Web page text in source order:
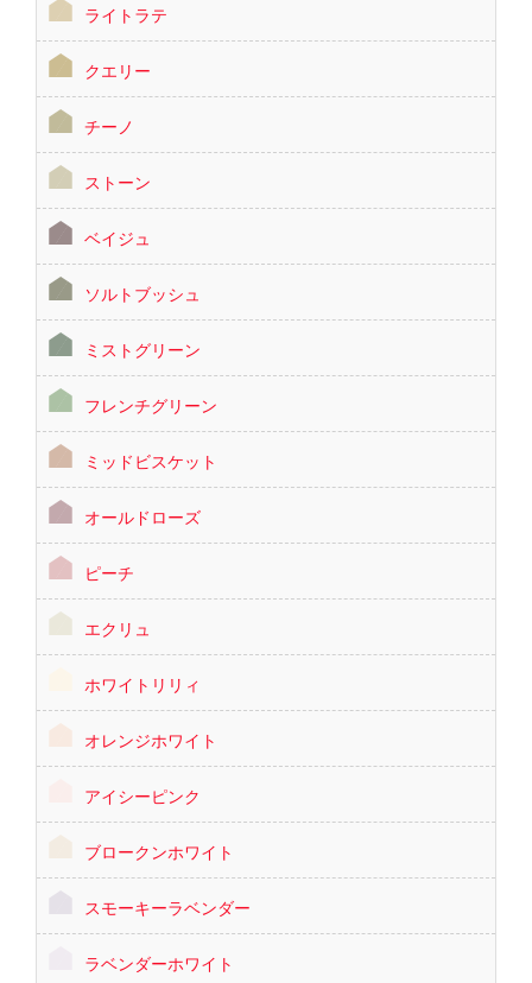
ライトラテ
クエリー
チーノ
ストーン
ベイジュ
ソルトブッシュ
ミストグリーン
フレンチグリーン
ミッドビスケット
オールドローズ
ピーチ
エクリュ
ホワイトリリィ
オレンジホワイト
アイシーピンク
ブロークンホワイト
スモーキーラベンダー
ラベンダーホワイト